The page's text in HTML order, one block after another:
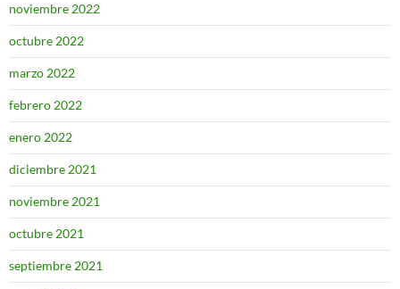
noviembre 2022
octubre 2022
marzo 2022
febrero 2022
enero 2022
diciembre 2021
noviembre 2021
octubre 2021
septiembre 2021